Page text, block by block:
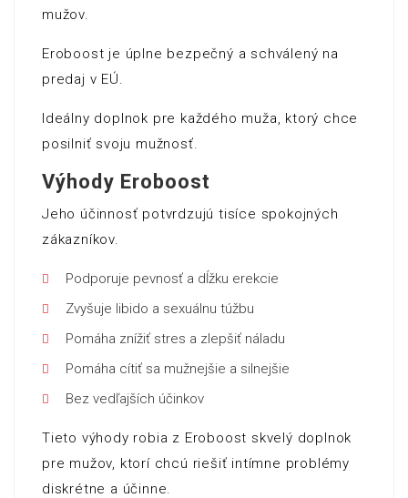
mužov.
Eroboost je úplne bezpečný a schválený na
predaj v EÚ.
Ideálny doplnok pre každého muža, ktorý chce
posilniť svoju mužnosť.
Výhody Eroboost
Jeho účinnosť potvrdzujú tisíce spokojných
zákazníkov.
Podporuje pevnosť a dĺžku erekcie
Zvyšuje libido a sexuálnu túžbu
Pomáha znížiť stres a zlepšiť náladu
Pomáha cítiť sa mužnejšie a silnejšie
Bez vedľajších účinkov
Tieto výhody robia z Eroboost skvelý doplnok
pre mužov, ktorí chcú riešiť intímne problémy
diskrétne a účinne.